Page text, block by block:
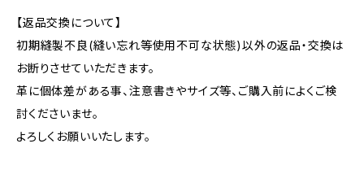
【返品交換について】
初期縫製不良(縫い忘れ等使用不可な状態)以外の返品・交換は
お断りさせていただきます。
革に個体差がある事、注意書きやサイズ等、ご購入前によくご検
討くださいませ。
よろしくお願いいたします。